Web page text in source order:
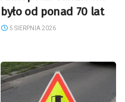
było od ponad 70 lat
5 SIERPNIA 2026